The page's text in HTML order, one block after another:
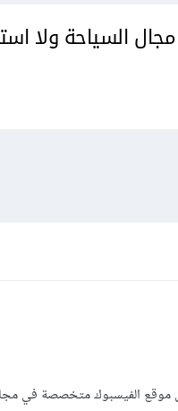
السياحة ولا
الفيسبوك متخصصة في